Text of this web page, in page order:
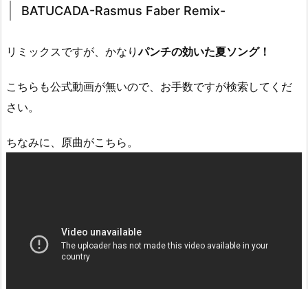
BATUCADA-Rasmus Faber Remix-
リミックスですが、かなりパンチの効いた夏ソング！
こちらも公式動画が無いので、お手数ですが検索してくだ
さい。
ちなみに、原曲がこちら。